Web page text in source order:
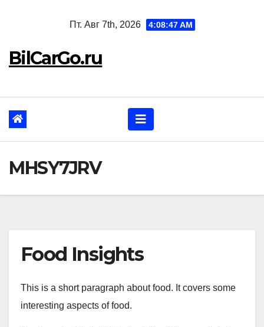
Пт. Авг 7th, 2026 4:08:48 AM
BilCarGo.ru
MHSY7JRV
Food Insights
This is a short paragraph about food. It covers some
interesting aspects of food.